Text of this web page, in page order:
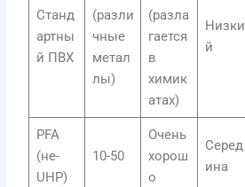
Станд
артны
й ПВХ
(разли
чные
метал
лы)
(разла
гается
в
химик
атах)
Низки
й
PFA
(не-
UHP)
10-50
Очень
хорош
о
Серед
ина